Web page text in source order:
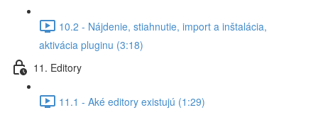
10.2 - Nájdenie, stiahnutie, import a inštalácia,
aktivácia pluginu (3:18)
11. Editory
11.1 - Aké editory existujú (1:29)